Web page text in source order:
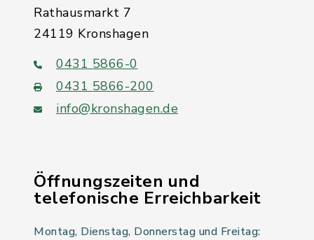
Rathausmarkt 7
24119 Kronshagen
0431 5866-0
0431 5866-200
info@kronshagen.de
Öffnungszeiten und
telefonische Erreichbarkeit
Montag, Dienstag, Donnerstag und Freitag: